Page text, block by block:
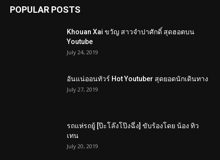
POPULAR POSTS
Khouan Xai ขวัญ สาวจำปาศักดิ์ สุดฮอตบน
Youtube
July 24, 2019
อันแน่ออนทัวร์ Hot Youtuber สุดยอดนักเดินทาง
July 27, 2019
รถแห่รถยู้ [ป๊ะโล๊งโป๊งฉึ่ง] ขับร้องโดย น้อง ทิว
เทน
July 20, 2019